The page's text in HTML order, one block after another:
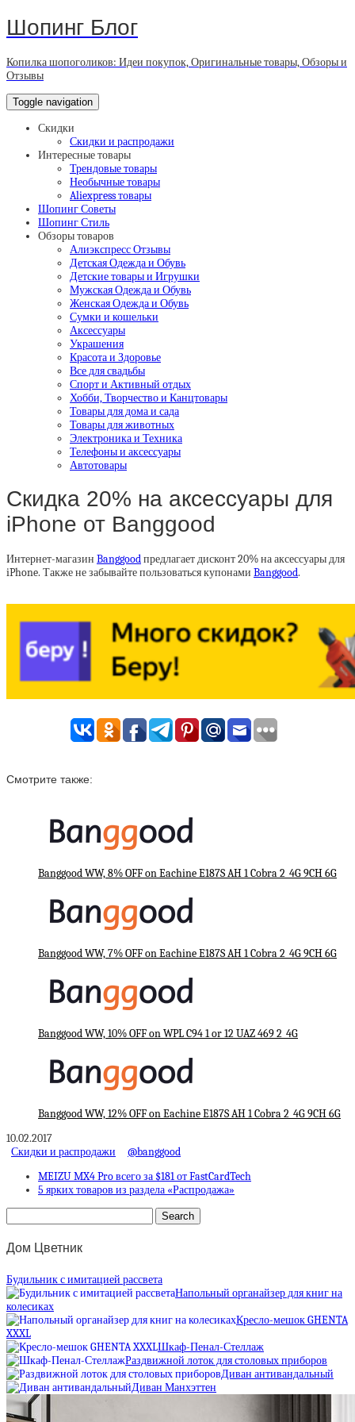
Шопинг Блог
Копилка шопоголиков: Идеи покупок, Оригинальные товары, Обзоры и
Отзывы
Toggle navigation
Скидки
Скидки и распродажи
Интересные товары
Трендовые товары
Необычные товары
Aliexpress товары
Шопинг Советы
Шопинг Стиль
Обзоры товаров
Алиэкспресс Отзывы
Детская Одежда и Обувь
Детские товары и Игрушки
Мужская Одежда и Обувь
Женская Одежда и Обувь
Сумки и кошельки
Аксессуары
Украшения
Красота и Здоровье
Все для свадьбы
Спорт и Активный отдых
Хобби, Творчество и Канцтовары
Товары для дома и сада
Товары для животных
Электроника и Техника
Телефоны и аксессуары
Автотовары
Скидка 20% на аксессуары для
iPhone от Banggood
Интернет-магазин Banggoodпредлагает дисконт 20% на аксессуары для
iPhone. Также не забывайте пользоваться купонами Banggood.
Смотрите также:
Banggood WW, 8% OFF on Eachine E187S AH 1 Cobra 2_4G 9CH 6G
Banggood WW, 7% OFF on Eachine E187S AH 1 Cobra 2_4G 9CH 6G
Banggood WW, 10% OFF on WPL C94 1 or 12 UAZ 469 2_4G
Banggood WW, 12% OFF on Eachine E187S AH 1 Cobra 2_4G 9CH 6G
10.02.2017
Скидки и распродажи
@banggood
MEIZU MX4 Pro всего за $181 от FastCardTech
5 ярких товаров из раздела «Распродажа»
Дом Цветник
Будильник с имитацией рассвета
Напольный органайзер для книг на
колесиках
Кресло-мешок GHENTA
XXXL
Шкаф-Пенал-Стеллаж
Раздвижной лоток для столовых приборов
Диван антивандальный
Диван Манхэттен